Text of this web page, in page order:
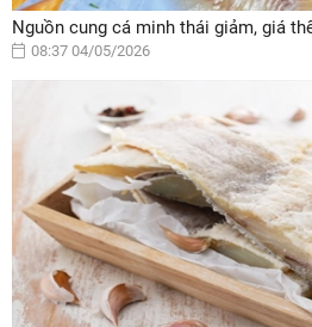
Nguồn cung cá minh thái giảm, giá
08:37 04/05/2026